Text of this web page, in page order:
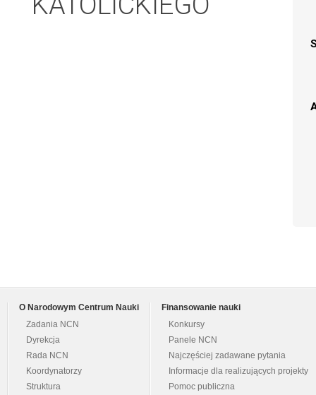
O Narodowym Centrum Nauki
Zadania NCN
Dyrekcja
Rada NCN
Koordynatorzy
Struktura
Finansowanie nauki
Konkursy
Panele NCN
Najczęściej zadawane pytania
Informacje dla realizujących projekty
Pomoc publiczna